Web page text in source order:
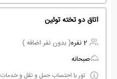
اتاق دو تخته توئین
2 نفره
( بدون نفر اضافه )
صبحانه
تور با احتساب حمل و نقل و خدمات